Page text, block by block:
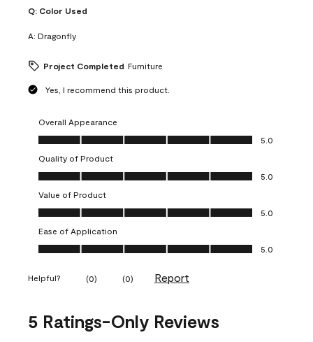
Q: Color Used
A: Dragonfly
Project Completed Furniture
Yes, I recommend this product.
Overall Appearance
Overall Appearance, 5.0 out of 5
5.0
Quality of Product
Quality of Product, 5.0 out of 5
5.0
Value of Product
Value of Product, 5.0 out of 5
5.0
Ease of Application
Ease of Application, 5.0 out of 5
5.0
Helpful? (0) (0) Report
5 Ratings-Only Reviews